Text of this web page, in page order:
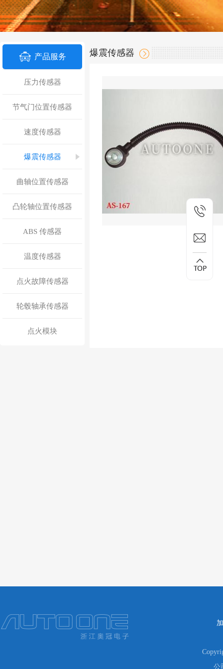
产品服务
压力传感器
节气门位置传感器
速度传感器
爆震传感器
曲轴位置传感器
凸轮轴位置传感器
ABS 传感器
温度传感器
点火故障传感器
轮毂轴承传感器
点火模块
爆震传感器
公